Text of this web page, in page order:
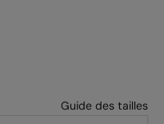
Guide des tailles